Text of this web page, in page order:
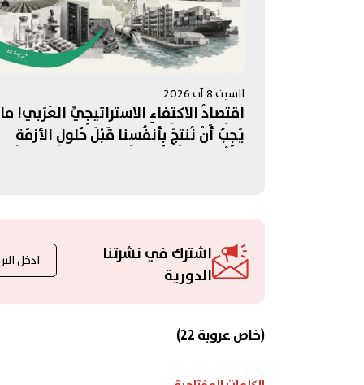
السبت 8 آب 2026
اقتِصادُ الاكتِفاءِ الاستراتيجِيِّ العَرَبي!
يَجِبُ أَنْ نُنتِجَ بِأنفُسِنا قَبْلَ حُلولِ الأزمَةِ
اشترك في نشرتنا
الدورية
(خاص عروبة 22)